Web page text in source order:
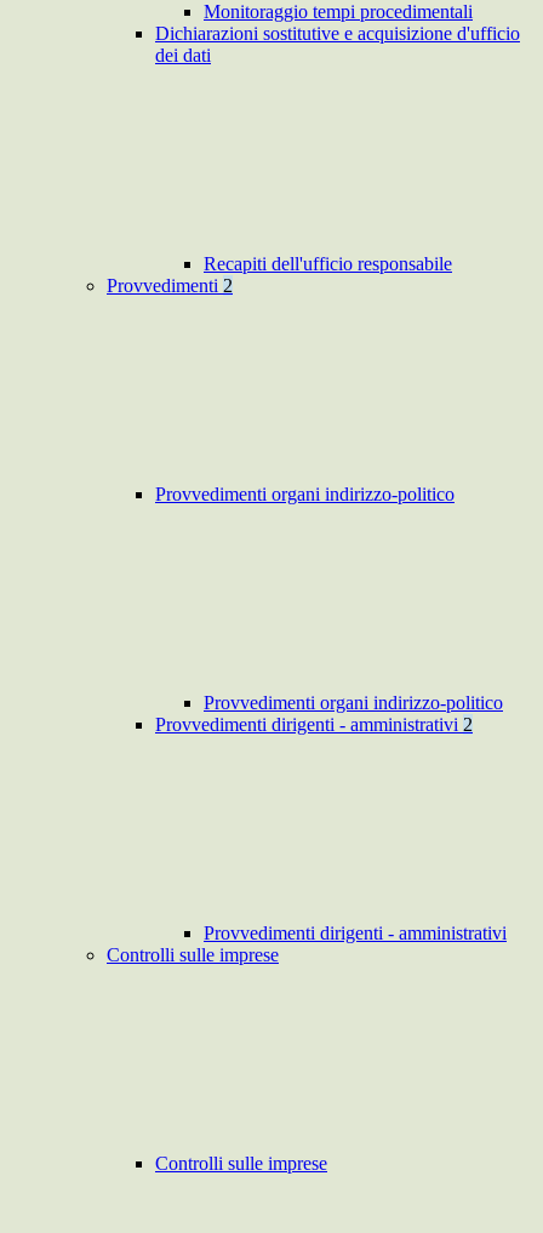
Monitoraggio tempi procedimentali
Dichiarazioni sostitutive e acquisizione d'ufficio
dei dati
Recapiti dell'ufficio responsabile
Provvedimenti 2
Provvedimenti organi indirizzo-politico
Provvedimenti organi indirizzo-politico
Provvedimenti dirigenti - amministrativi 2
Provvedimenti dirigenti - amministrativi
Controlli sulle imprese
Controlli sulle imprese